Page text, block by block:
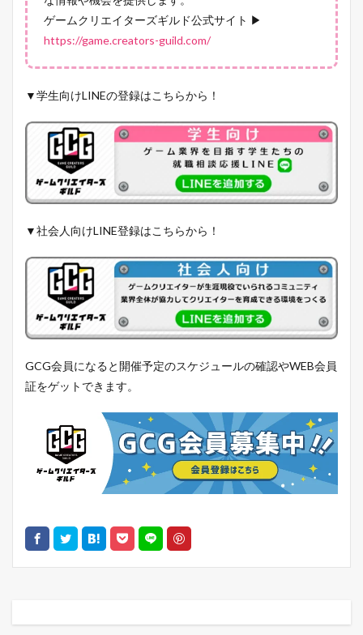
ゲームクリエイターズギルド公式サイト ▶
https://game.creators-guild.com/
▼学生向けLINEの登録はこちらから！
▼社会人向けLINE登録はこちらから！
GCG会員になると開催予定のスケジュールの確認やWEB会員
証をゲットできます。